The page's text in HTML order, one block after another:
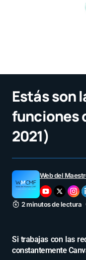
Estás son
funciones
2021)
Web del
2 minutos de lectura
Si trabajas con las
constantemente